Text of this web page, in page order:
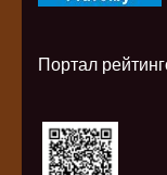
Портал